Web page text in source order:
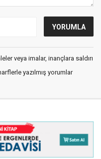
veya imalar, inançlara saldırı
yazılmış yorumlar